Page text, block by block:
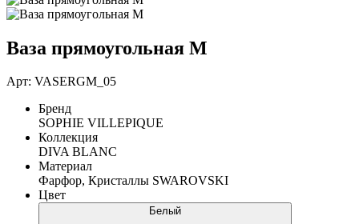
Ваза прямоугольная М
Арт: VASERGM_05
Бренд
SOPHIE VILLEPIQUE
Коллекция
DIVA BLANC
Материал
Фарфор, Кристаллы SWAROVSKI
Цвет
Белый